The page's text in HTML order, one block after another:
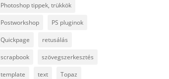
Photoshop tippek, trükkök
Postworkshop PS pluginok
Quickpage retusálás
scrapbook szövegszerkesztés
template text Topaz